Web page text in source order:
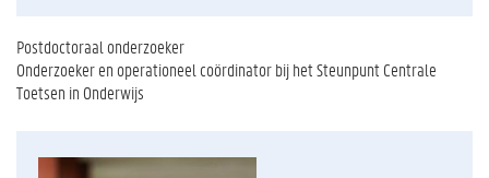
Postdoctoraal onderzoeker
Onderzoeker en operationeel coördinator bij het Steunpunt Centrale
Toetsen in Onderwijs